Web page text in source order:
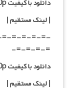
دانلود با کیفیت BluRay 1080p ریلیز F2M
|لینک مستقیم|
=-=-=-=-
=-=-=-=-
دانلود با کیفیت BluRay 720p ریلیز F2M
| لینک مستقیم|